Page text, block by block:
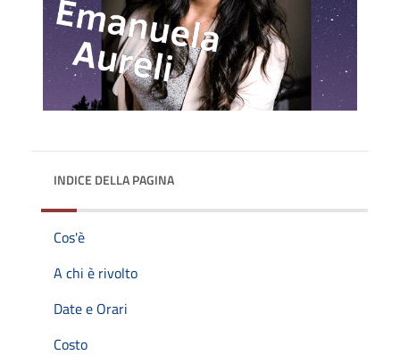
INDICE DELLA PAGINA
Cos'è
A chi è rivolto
Date e Orari
Costo